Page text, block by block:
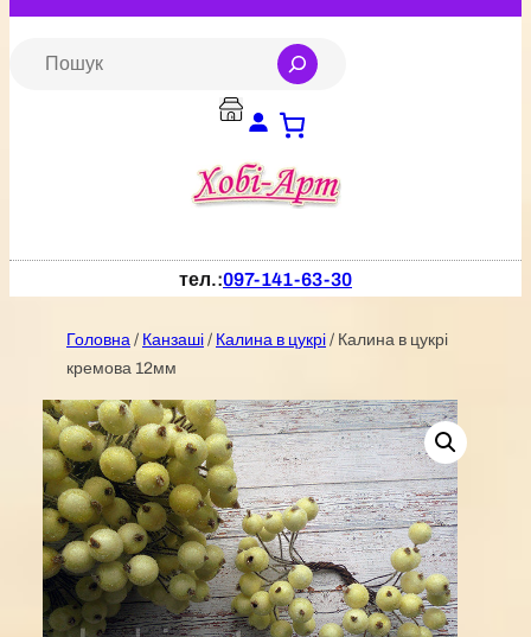
Перейти
тел.:097-141-63-30
Головна / Канзаші / Калина в цукрі / Калина в цукрі
кремова 12мм